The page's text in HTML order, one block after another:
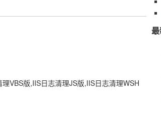
VBS版,IIS日志清理JS版,IIS日志清理WSH